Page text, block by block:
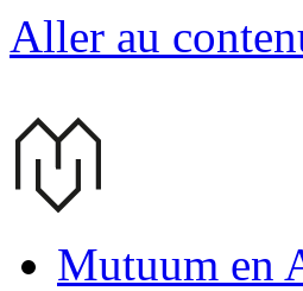
Aller au
Mutuum en